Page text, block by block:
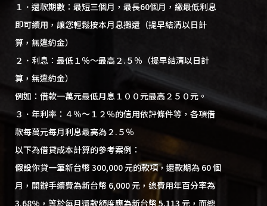
１．還款期數：最短三個月，最長60個月，繳最低利息
即可續用，讓您輕鬆按本月息攤還（提早結清以日計
算，無違約金）
２．利息：最低１％～最高２.５％（提早結清以日計
算，無違約金）
例如：借款一萬元最低月息１００元最高２５０元。
３．年利率：４％～１２％的信用依評條件等，各項借
款每萬元每月利息最高為２.５％
以下為借貸成本計算的參考案例：
假設你貸一筆新台幣 300,000 元的款項，還款期為 60 個
月，開辦手續費為新台幣 6,000 元，總費用年百分率為
3.68%，等於每月還款額度應為新台幣 5,113 元，而總